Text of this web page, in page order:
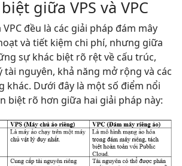
giữa VPS và VPC
VPC đều là các giải pháp đám mây
và tiết kiệm chi phí, nhưng giữa
sự khác biệt rõ rệt về cấu trúc,
tài nguyên, khả năng mở rộng và các
khác. Dưới đây là một số điểm nổi
biệt rõ hơn giữa hai giải pháp này: